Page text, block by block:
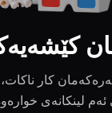
کار
لینکانەی